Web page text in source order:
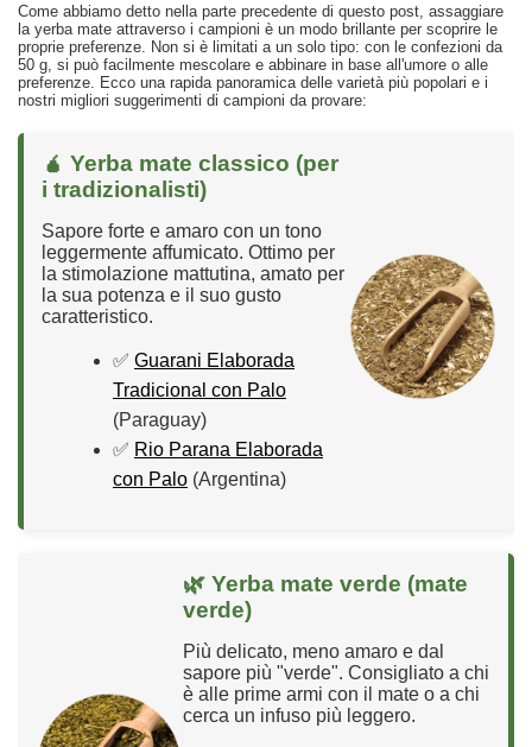
Come abbiamo detto nella parte precedente di questo post, assaggiare
la yerba mate attraverso i campioni è un modo brillante per scoprire le
proprie preferenze. Non si è limitati a un solo tipo: con le confezioni da
50 g, si può facilmente mescolare e abbinare in base all'umore o alle
preferenze. Ecco una rapida panoramica delle varietà più popolari e i
nostri migliori suggerimenti di campioni da provare:
🧉 Yerba mate classico (per
i tradizionalisti)
Sapore forte e amaro con un tono
leggermente affumicato. Ottimo per
la stimolazione mattutina, amato per
la sua potenza e il suo gusto
caratteristico.
✅ Guarani Elaborada
Tradicional con Palo
(Paraguay)
✅ Rio Parana Elaborada
con Palo (Argentina)
🌿 Yerba mate verde (mate
verde)
Più delicato, meno amaro e dal
sapore più "verde". Consigliato a chi
è alle prime armi con il mate o a chi
cerca un infuso più leggero.